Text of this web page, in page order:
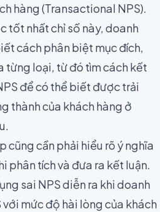
hàng (Transactional NPS).
tốt nhất chỉ số này, doanh
cách phân biệt mục đích,
từng loại, từ đó tìmcách kết
để có thể biết được trải
thành của khách hàng ở
cũng cần phải hiểu rõ ý nghĩa
phân tích và đưa ra kết luận.
sai NPSdiễn ra khi doanh
mức độ hài lòng của khách